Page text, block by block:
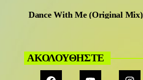
Dance With Me (Original Mix)
ΑΚΟΛΟΥΘΗΣΤΕ